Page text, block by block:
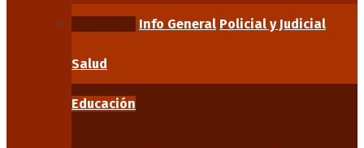
Info General Policial y Judicial
Salud
Educación